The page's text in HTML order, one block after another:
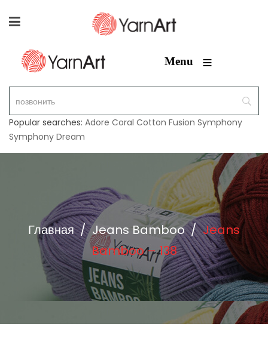
Menu ≡
Popular searches: Adore Coral Cotton Fusion Symphony
Symphony Dream
Главная / Jeans Bamboo / Jeans
Bamboo – 138